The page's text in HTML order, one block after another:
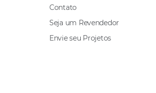
Contato
Seja um Revendedor
Envie seu Projetos